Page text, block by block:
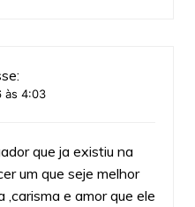
às 4:03
que ja existiu na
um que seje melhor
,carisma e amor que ele